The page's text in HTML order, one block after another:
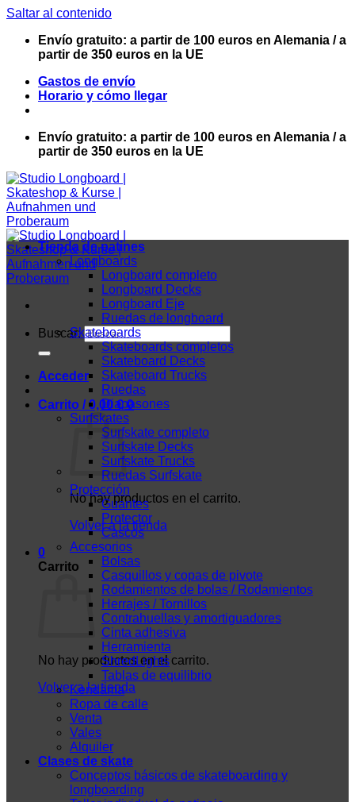
Saltar al contenido
Envío gratuito: a partir de 100 euros en Alemania / a
partir de 350 euros en la UE
Gastos de envío
Horario y cómo llegar
Envío gratuito: a partir de 100 euros en Alemania / a
partir de 350 euros en la UE
Buscar:
Acceder
Carrito /0,00€ 0
No hay productos en el carrito.
Volver a la tienda
0
Carrito
No hay productos en el carrito.
Volver a la tienda
Tienda de patines
Longboards
Longboard completo
Longboard Decks
Longboard Eje
Ruedas de longboard
Skateboards
Skateboards completos
Skateboard Decks
Skateboard Trucks
Ruedas
Diapasones
Surfskates
Surfskate completo
Surfskate Decks
Surfskate Trucks
Ruedas Surfskate
Protección
Guantes
Protector
Cascos
Accesorios
Bolsas
Casquillos y copas de pivote
Rodamientos de bolas / Rodamientos
Herrajes / Tornillos
Contrahuellas y amortiguadores
Cinta adhesiva
Herramienta
ShredLights
Tablas de equilibrio
Kendama
Ropa de calle
Venta
Vales
Alquiler
Clases de skate
Conceptos básicos de skateboarding y
longboarding